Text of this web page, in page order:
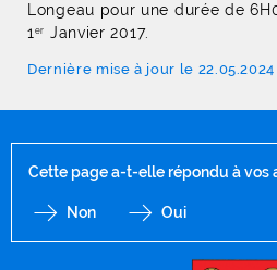
Longeau pour une durée de
1 er Janvier 2017.
Dernière mise à jour le 22.05.2024
Cette page a-t-elle répondu à vos
Non Oui